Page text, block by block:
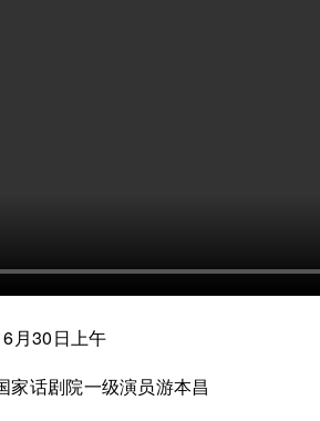
6月30日上午
家话剧院一级演员游本昌